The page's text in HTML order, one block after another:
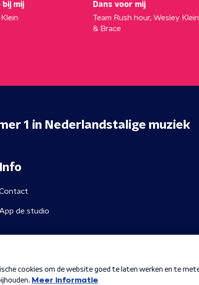
bij mij
Dans voor mij
Team Rush hour, Wesley Klein
& Brace
1 in Nederlandstalige muziek
Info
App de studio